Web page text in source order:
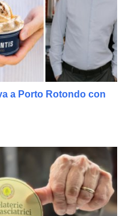
a Porto Rotondo con